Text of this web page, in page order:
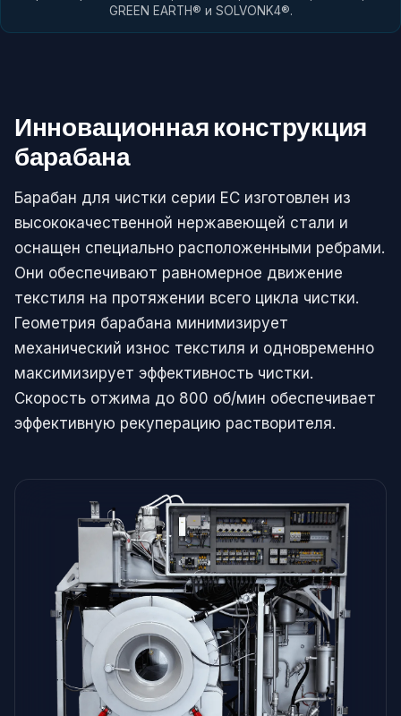
GREEN EARTH® и SOLVONK4®.
Инновационная конструкция
барабана
Барабан для чистки серии EC изготовлен из
высококачественной нержавеющей стали и
оснащен специально расположенными ребрами.
Они обеспечивают равномерное движение
текстиля на протяжении всего цикла чистки.
Геометрия барабана минимизирует
механический износ текстиля и одновременно
максимизирует эффективность чистки.
Скорость отжима до 800 об/мин обеспечивает
эффективную рекуперацию растворителя.